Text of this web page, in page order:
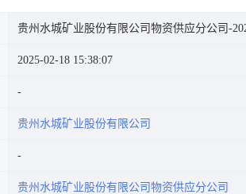
比采购null公告
贵州水城矿业股份有限公司物资供应分公司-
2025-02-18 15:38:07
贵州水城矿业股份有限公司
贵州水城矿业股份有限公司物资供应分公司